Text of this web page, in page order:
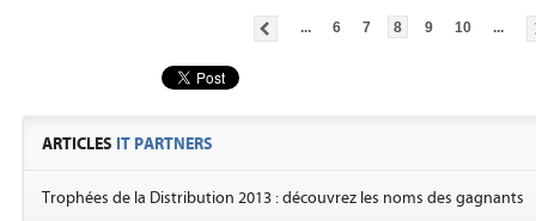
... 6 7 8 9 10 ...
ARTICLES IT PARTNERS
Trophées de la Distribution 2013 : découvrez les noms des gagnants